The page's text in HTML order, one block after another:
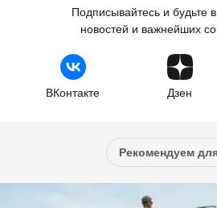
Подписывайтесь и будьте
новостей и важнейших
ВКонтакте Дзен
Рекомендуем